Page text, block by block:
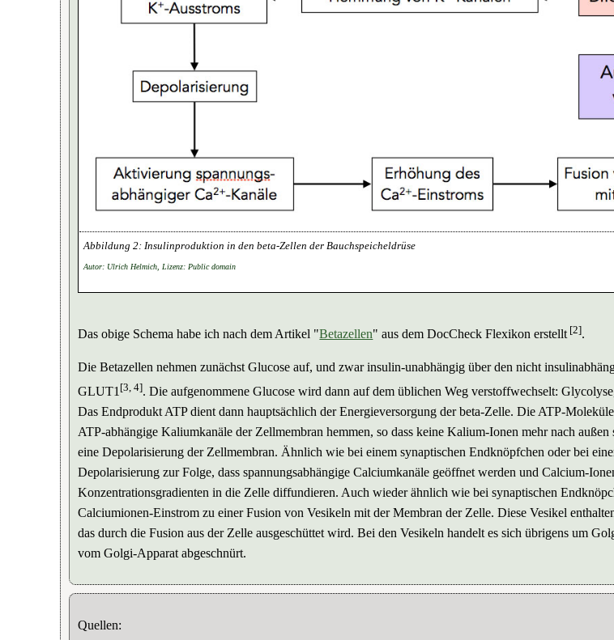
Insulinproduktion in den beta-Zellen der Bauchspeicheldrüse
Autor: Ulrich Helmich, Lizenz: Public domain
Das obige Schema habe ich nach dem Artikel "Betazellen" aus dem DocCheck Flexikon erstellt [2].
Die Betazellen nehmen zunächst Glucose auf, und zwar insulin-unabhängig über den nicht
GLUT1 [3, 4]. Die aufgenommene Glucose wird dann auf dem üblichen Weg verstoffwechselt:
Das Endprodukt ATP dient dann hauptsächlich der Energieversorgung der beta-Zelle. Die ATP-
ATP-abhängige Kaliumkanäle der Zellmembran hemmen, so dass keine Kalium-Ionen mehr nach
eine Depolarisierung der Zellmembran. Ähnlich wie bei einem synaptischen Endknöpfchen oder bei
Depolarisierung zur Folge, dass spannungsabhängige Calciumkanäle geöffnet werden und Calcium-
Konzentrationsgradienten in die Zelle diffundieren. Auch wieder ähnlich wie bei synaptischen
Calciumionen-Einstrom zu einer Fusion von Vesikeln mit der Membran der Zelle. Diese Vesikel
das durch die Fusion aus der Zelle ausgeschüttet wird. Bei den Vesikeln handelt es sich übrigens um
vom Golgi-Apparat abgeschnürt.
Quellen: